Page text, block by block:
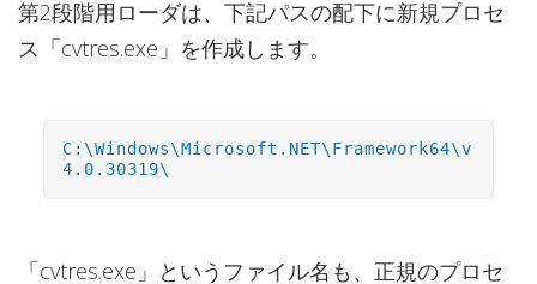
第2段階用ローダは、下記パスの配下に新規プロセ
ス「cvtres.exe」を作成します。
C:\Windows\Microsoft.NET\Framework64\v
4.0.30319\
「cvtres.exe」というファイル名も、正規のプロセ